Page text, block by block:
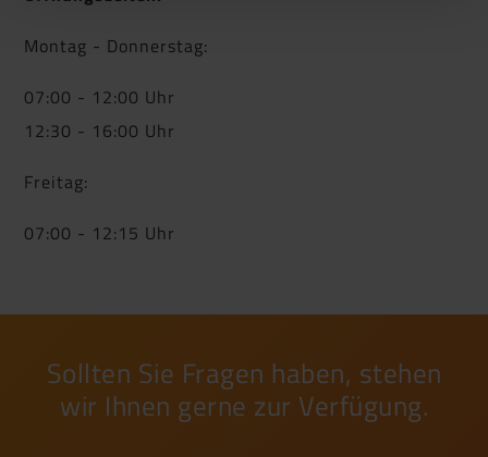
Montag - Donnerstag:
07:00 - 12:00 Uhr
12:30 - 16:00 Uhr
Freitag:
07:00 - 12:15 Uhr
Sollten Sie Fragen haben, stehen
wir Ihnen gerne zur Verfügung.